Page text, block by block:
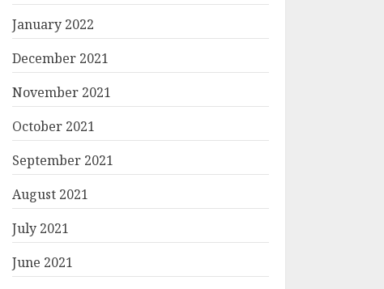
January 2022
December 2021
November 2021
October 2021
September 2021
August 2021
July 2021
June 2021